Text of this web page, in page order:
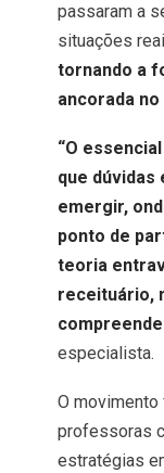
passaram a
situações
tornando a
ancorada
“O
que dúvidas
emergir,
ponto de
teoria
receituário,
especialista.
O movimento
professoras
estratégias